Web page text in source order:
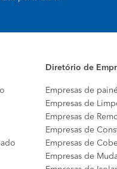
Diretório de
Empresas de
Empresas de
Empresas de
Empresas de
Empresas de
Empresas de